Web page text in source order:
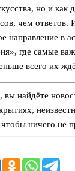
но и как
чем ответов.
направление в
где самые
всего их
, вы найдёте
чтобы ничего не